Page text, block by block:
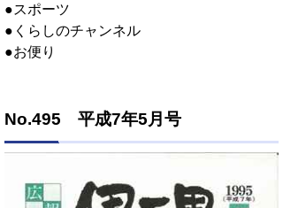
●スポーツ
●くらしのチャンネル
●お便り
No.495 平成7年5月号